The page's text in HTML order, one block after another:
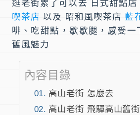
逛老街累了可以去 日式甜點店
喫茶店 以及 昭和風喫茶店 藍
啡、吃甜點，歇歇腿，感受一
舊風魅力
內容目錄
高山老街 怎麼去
高山老街 飛驒高山舊